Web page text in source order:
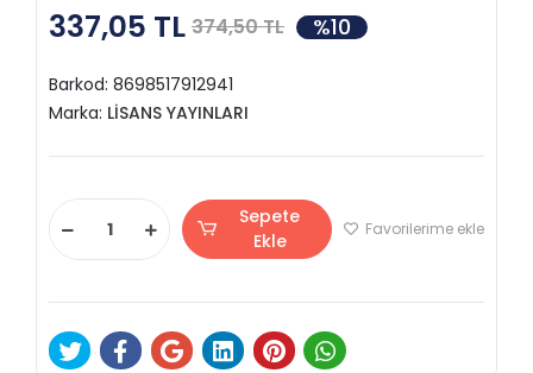
337,05 TL 374,50 TL %10
Barkod: 8698517912941
Marka: LİSANS YAYINLARI
Sepete
Ekle
Favorilerime ekle